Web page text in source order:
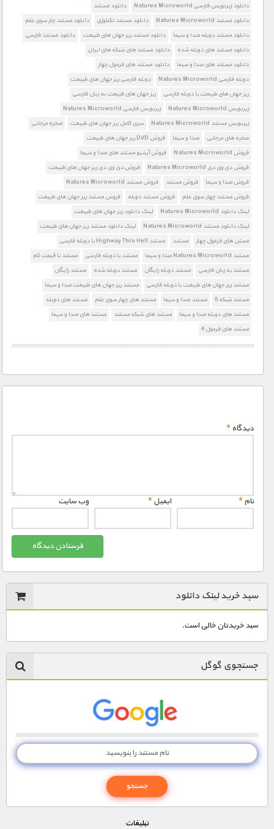
دانلود زیرنویس فارسی Natures Microworld
دانلود مستند
دانلود مستند Natures Microworld
دانلود مستند تکنلوژی
دانلود مستند چار سوی علم
دانلود مستند دوبله صدا و سیما
دانلود مستند ریز جهان های طبیعت
دانلود مستند فارسی
دانلود مستند های دوبله شده
دانلود مستند های شبکه های ایران
دانلود مستند های صدا و سیما
دانلود مستند های فرمول چهار
دوبله فارسی Natures Microworld
دوبله فارسی ریز جهان های طبیعت
ریز جهان های طبیعت با دوبله فارسی
ریز جهان های طبیعت به زبان فارسی
زیرنویس Natures Microworld
زیرنویس فارسی Natures Microworld
زیرنویس مستند Natures Microworld
سری کامل ریز جهان های طبیعت
صخره مرجانی
صخره های مرجانی
صدا و سیما
فروش DVD ریز جهان های طبیعت
فروش Natures Microworld
فروش آرشیو مستند های صدا و سیما
فروش دی وی دی Natures Microworld
فروش دی وی دی ریز جهان های طبیعت
فروش صدا و سیما
فروش مستند
فروش مستند Natures Microworld
فروش مستند چهار سوی علم
فروش مستند دوبله
فروش مستند ریز جهان های طبیعت
لینک دانلود Natures Microworld
لینک دانلود ریز جهان های طبیعت
لینک دانلود مستند Natures Microworld
لینک دانلود مستند ریز جهان های طبیعت
مستن های فرمول چهار
مستند
مستند Highway Thru Hell با دوبله فارسی
مستند Natures Microworld صدا و سیما
مستند با دوبله فارسی
مستند با قیمت کم
مستند به زبان فارسی
مستند دوبله رایگان مستند دوبله شده
مستند رایگان
مستند ریز جهان های طبیعت با دوبله فارسی
مستند ریز جهان های طبیعت صدا و سیما
مستند شبکه 5
مستند صدا و سیما مستند های چهار سوی علم
مستند های دوبله
مستند های دوبله صدا و سیما
مستند های شبکه مستند
مستند های صدا و سیما
مستند های فرمول 4
دیدگاه*
نام* ایمیل* وب‌ سایت
سبد خرید لینک دانلود
سبد خریدتان خالی است.
جستجوی گوگل
تبليغات